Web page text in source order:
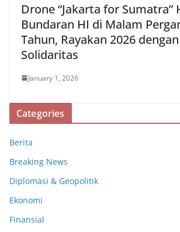
Drone “Jakarta for Sumatra”
Bundaran HI di Malam
Tahun, Rayakan 2026
Solidaritas
January 1, 2026
Categories
Berita
Breaking News
Diplomasi & Geopolitik
Ekonomi
Finansial